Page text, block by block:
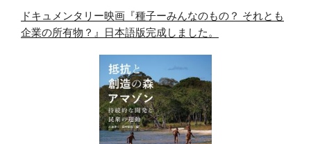
ドキュメンタリー映画『種子ーみんなのもの？ それとも
企業の所有物？』日本語版完成しました。